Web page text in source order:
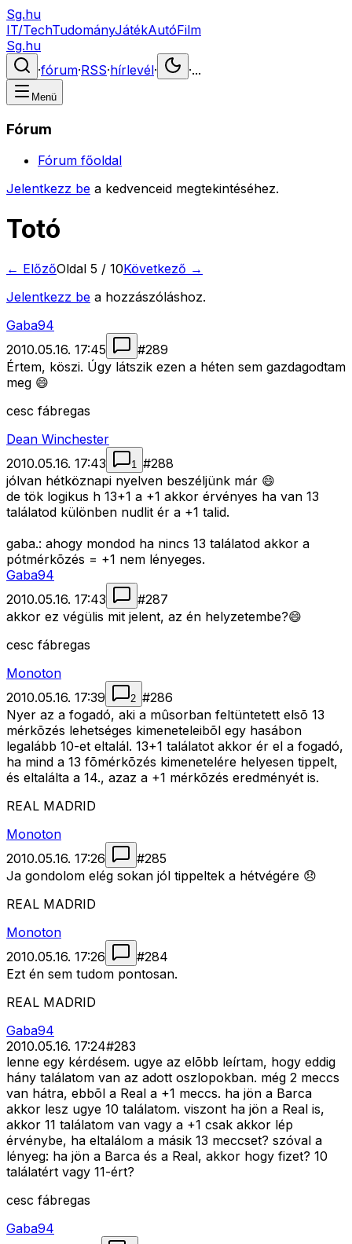
Sg.hu
IT/TechTudományJátékAutóFilm
Sg.hu
·fórum·RSS·hírlevél· ·...
Menü
Fórum
Fórum főoldal
Jelentkezz be a kedvenceid megtekintéséhez.
Totó
← ElőzőOldal 5 / 10Következő →
Jelentkezz be a hozzászóláshoz.
Gaba94
2010.05.16. 17:45
#289
Értem, köszi. Úgy látszik ezen a héten sem gazdagodtam
meg 😄
cesc fábregas
Dean Winchester
2010.05.16. 17:43
1 #288
jólvan hétköznapi nyelven beszéljünk már 😄
de tök logikus h 13+1 a +1 akkor érvényes ha van 13
találatod különben nudlit ér a +1 talid.
gaba.: ahogy mondod ha nincs 13 találatod akkor a
pótmérkõzés = +1 nem lényeges.
Gaba94
2010.05.16. 17:43
#287
akkor ez végülis mit jelent, az én helyzetembe?😄
cesc fábregas
Monoton
2010.05.16. 17:39
2 #286
Nyer az a fogadó, aki a mûsorban feltüntetett elsõ 13
mérkõzés lehetséges kimeneteleibõl egy hasábon
legalább 10-et eltalál. 13+1 találatot akkor ér el a fogadó,
ha mind a 13 fõmérkõzés kimenetelére helyesen tippelt,
és eltalálta a 14., azaz a +1 mérkõzés eredményét is.
REAL MADRID
Monoton
2010.05.16. 17:26
#285
Ja gondolom elég sokan jól tippeltek a hétvégére 😞
REAL MADRID
Monoton
2010.05.16. 17:26
#284
Ezt én sem tudom pontosan.
REAL MADRID
Gaba94
2010.05.16. 17:24#283
lenne egy kérdésem. ugye az elõbb leírtam, hogy eddig
hány találatom van az adott oszlopokban. még 2 meccs
van hátra, ebbõl a Real a +1 meccs. ha jön a Barca
akkor lesz ugye 10 találatom. viszont ha jön a Real is,
akkor 11 találatom van vagy a +1 csak akkor lép
érvénybe, ha eltalálom a másik 13 meccset? szóval a
lényeg: ha jön a Barca és a Real, akkor hogy fizet? 10
találatért vagy 11-ért?
cesc fábregas
Gaba94